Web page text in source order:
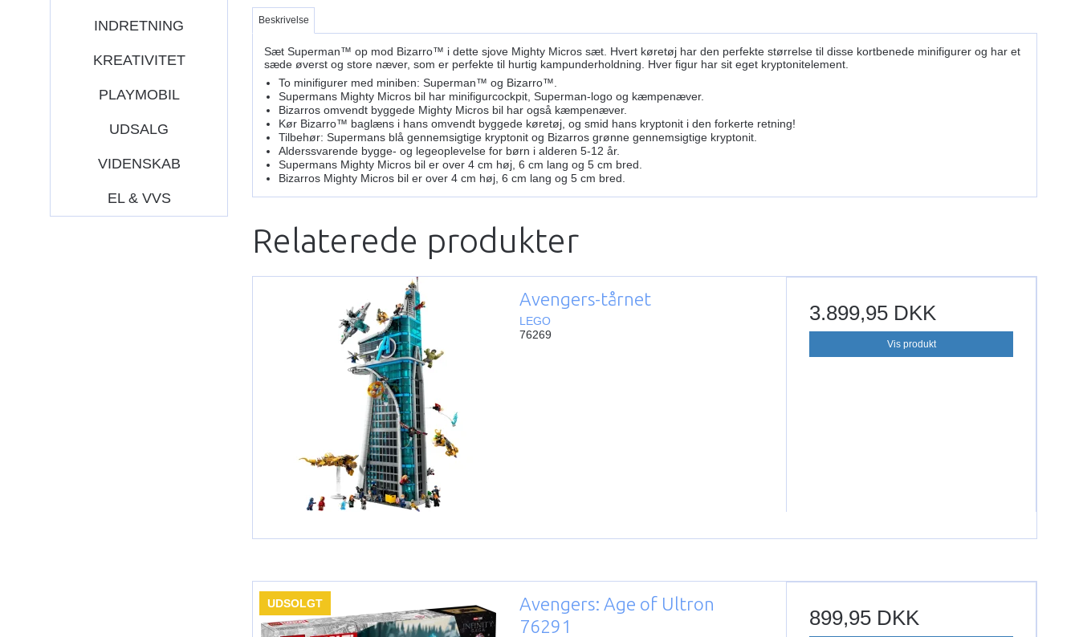
INDRETNING
KREATIVITET
PLAYMOBIL
UDSALG
VIDENSKAB
EL & VVS
Beskrivelse
Sæt Superman™ op mod Bizarro™ i dette sjove Mighty Micros sæt. Hvert køretøj har den perfekte størrelse til disse kortbenede minifigurer og har et
sæde øverst og store næver, som er perfekte til hurtig kampunderholdning. Hver figur har sit eget kryptonitelement.
To minifigurer med miniben: Superman™ og Bizarro™.
Supermans Mighty Micros bil har minifigurcockpit, Superman-logo og kæmpenæver.
Bizarros omvendt byggede Mighty Micros bil har også kæmpenæver.
Kør Bizarro™ baglæns i hans omvendt byggede køretøj, og smid hans kryptonit i den forkerte retning!
Tilbehør: Supermans blå gennemsigtige kryptonit og Bizarros grønne gennemsigtige kryptonit.
Alderssvarende bygge- og legeoplevelse for børn i alderen 5-12 år.
Supermans Mighty Micros bil er over 4 cm høj, 6 cm lang og 5 cm bred.
Bizarros Mighty Micros bil er over 4 cm høj, 6 cm lang og 5 cm bred.
Relaterede produkter
Avengers-tårnet
LEGO
76269
3.899,95 DKK
Vis produkt
UDSOLGT
Avengers: Age of Ultron
76291
899,95 DKK